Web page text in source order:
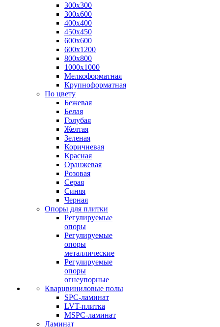
300х300
300х600
400х400
450х450
600х600
600х1200
800х800
1000х1000
Мелкоформатная
Крупноформатная
По цвету
Бежевая
Белая
Голубая
Желтая
Зеленая
Коричневая
Красная
Оранжевая
Розовая
Серая
Синяя
Черная
Опоры для плитки
Регулируемые
опоры
Регулируемые
опоры
металлические
Регулируемые
опоры
огнеупорные
Кварцвиниловые полы
SPC-ламинат
LVT-плитка
MSPC-ламинат
Ламинат